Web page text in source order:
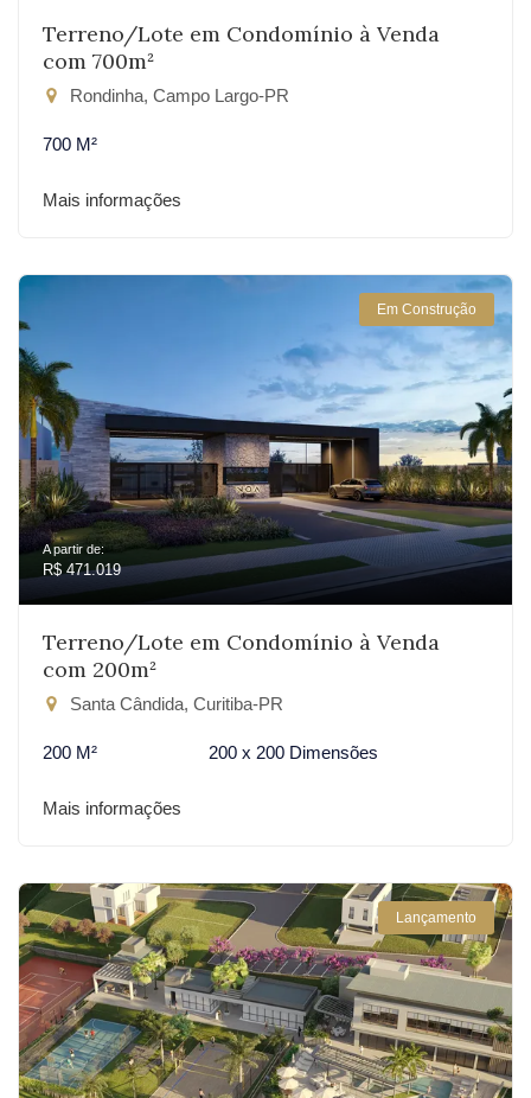
Terreno/Lote em Condomínio à Venda
com 700m²
Rondinha, Campo Largo-PR
700 M²
Mais informações
Em Construção
A partir de:
R$ 471.019
Terreno/Lote em Condomínio à Venda
com 200m²
Santa Cândida, Curitiba-PR
200 M² 200 x 200 Dimensões
Mais informações
Lançamento